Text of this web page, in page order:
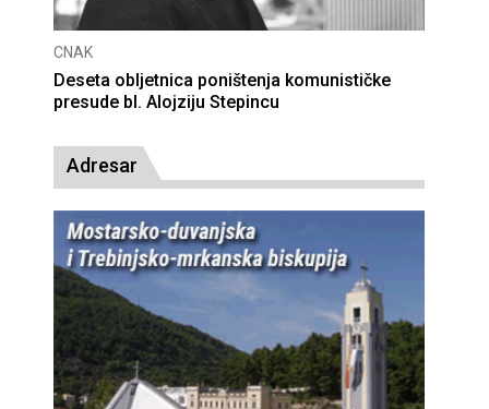
CNAK
Deseta obljetnica poništenja komunističke
presude bl. Alojziju Stepincu
Adresar